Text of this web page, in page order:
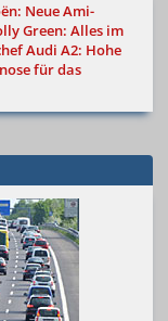
Neue Ami-
Green: Alles im
Audi A2: Hohe
für das